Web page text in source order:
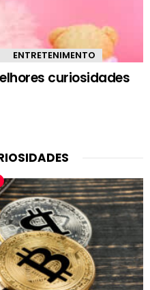
ENTRETENIMENTO
curiosidades